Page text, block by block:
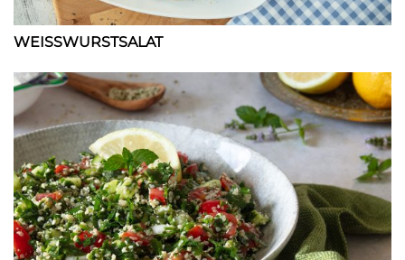
WEISSWURSTSALAT